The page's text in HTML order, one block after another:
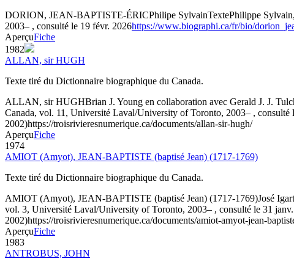
DORION, JEAN-BAPTISTE-ÉRICPhilipe SylvainTextePhilippe
2003– , consulté le 19 févr. 2026https://www.biographi.ca/fr/bio/
AperçuFiche
1982
ALLAN, sir HUGH
Texte tiré du Dictionnaire biographique du Canada.
ALLAN, sir HUGHBrian J. Young en collaboration avec Gerald J. J.
Canada, vol. 11, Université Laval/University of Toronto, 2003– , consulté
2002)https://troisrivieresnumerique.ca/documents/allan-sir-hugh/
AperçuFiche
1974
AMIOT (Amyot), JEAN-BAPTISTE (baptisé Jean) (1717-1769)
Texte tiré du Dictionnaire biographique du Canada.
AMIOT (Amyot), JEAN-BAPTISTE (baptisé Jean) (1717-1769)José
vol. 3, Université Laval/University of Toronto, 2003– , consulté le 31
2002)https://troisrivieresnumerique.ca/documents/amiot-amyot-jean-
AperçuFiche
1983
ANTROBUS, JOHN